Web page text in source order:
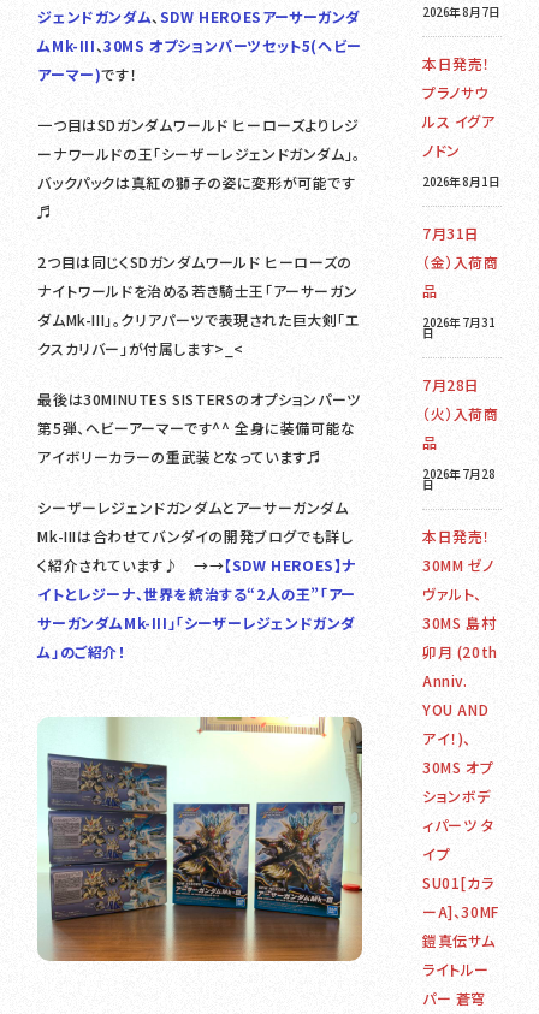
ジェンドガンダム、SDW HEROESアーサーガンダ
ムMk-III、30MS オプションパーツセット5(ヘビー
アーマー)です！
一つ目はSDガンダムワールド ヒーローズよりレジ
ーナワールドの王「シーザーレジェンドガンダム」。
バックパックは真紅の獅子の姿に変形が可能です
♬
2つ目は同じくSDガンダムワールド ヒーローズの
ナイトワールドを治める若き騎士王「アーサーガン
ダムMk-III」。クリアパーツで表現された巨大剣「エ
クスカリバー」が付属します>_<
最後は30MINUTES SISTERSのオプションパーツ
第5弾、ヘビーアーマーです^^ 全身に装備可能な
アイボリーカラーの重武装となっています♬
シーザーレジェンドガンダムとアーサーガンダム
Mk-IIIは合わせてバンダイの開発ブログでも詳し
く紹介されています♪ →→【SDW HEROES】ナ
イトとレジーナ、世界を統治する“2人の王”「アー
サーガンダムMk-III」「シーザーレジェンドガンダ
ム」のご紹介！
2026年8月7日
本日発売！
プラノサウ
ルス イグア
ノドン
2026年8月1日
7月31日
（金）入荷商
品
2026年7月31
日
7月28日
（火）入荷商
品
2026年7月28
日
本日発売！
30MM ゼノ
ヴァルト、
30MS 島村
卯月 (20th
Anniv.
YOU AND
アイ！)、
30MS オプ
ションボデ
ィパーツ タ
イプ
SU01[カラ
ーA]、30MF
鎧真伝サム
ライトルー
パー 蒼穹